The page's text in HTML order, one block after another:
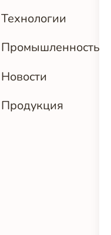
Технологии
Промышленность
Новости
Продукция